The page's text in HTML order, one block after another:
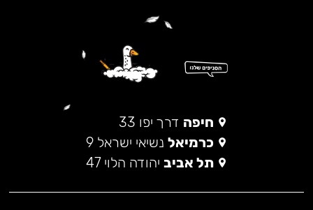
חיפה דרך יפו 33
כרמיאל נשיאי ישראל 9
תל אביב יהודה הלוי 47